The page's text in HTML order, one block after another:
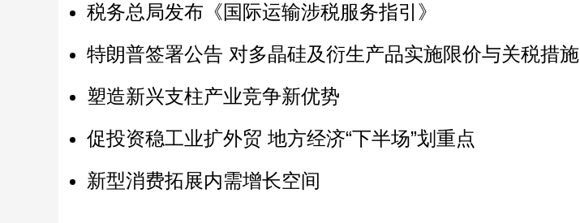
税务总局发布《国际运输涉税服务指引》
特朗普签署公告 对多晶硅及衍生产品实施限价与关税措施
塑造新兴支柱产业竞争新优势
促投资稳工业扩外贸 地方经济“下半场”划重点
新型消费拓展内需增长空间